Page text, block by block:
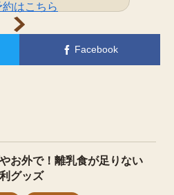
約はこちら
Facebook
お外で！離乳食が足りない
グッズ